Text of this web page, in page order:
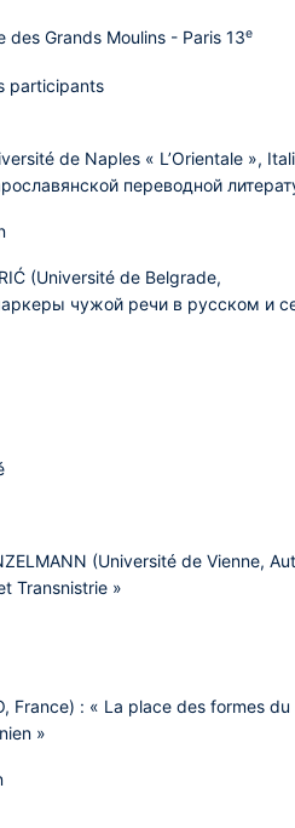
des Grands Moulins - Paris 13e
participants
de Naples « L’Orientale »,
переводной
(Université de Belgrade,
чужой речи в русском и
(Université de Vienne,
Transnistrie »
France) : « La place des formes
»